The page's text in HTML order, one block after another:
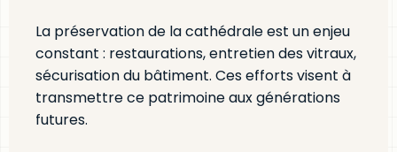
La préservation de la cathédrale est un enjeu
constant : restaurations, entretien des vitraux,
sécurisation du bâtiment. Ces efforts visent à
transmettre ce patrimoine aux générations
futures.